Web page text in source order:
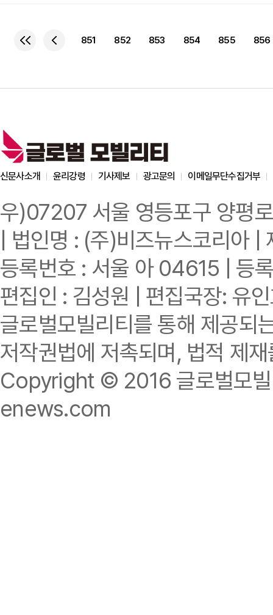
예로 들면서 현대차의
851 852 853 854 855 856
신문사소개 윤리강령 기사제보 광고문의 이메일무단수집거부
우)07207 서울 영등포구 양평
| 법인명 : (주)비즈뉴스코리
등록번호 : 서울 아 04615 | 등
편집인 : 김성원 | 편집국장: 유
글로벌모빌리티를 통해 제공되
저작권법에 저촉되며, 법적 제
Copyright © 2016 글로벌모
enews.com